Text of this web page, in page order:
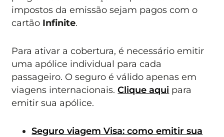
impostos da emissão sejam pagos com o
cartão Infinite.
Para ativar a cobertura, é necessário emitir
uma apólice individual para cada
passageiro. O seguro é válido apenas em
viagens internacionais.Clique aqui para
emitir sua apólice.
Seguro viagem Visa: como emitir sua